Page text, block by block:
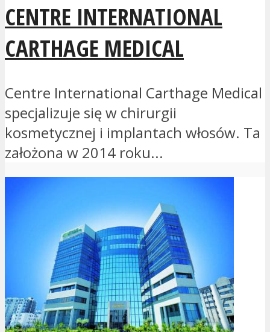
CENTRE INTERNATIONAL
CARTHAGE MEDICAL
Centre International Carthage Medical
specjalizuje się w chirurgii
kosmetycznej i implantach włosów. Ta
założona w 2014 roku...